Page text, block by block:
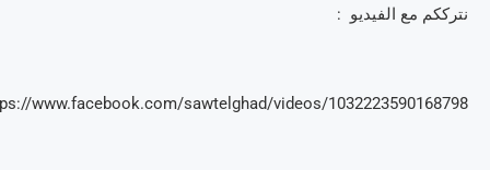
نترككم مع الفيديو :
www.facebook.com/sawtelghad/videos/1032223590168798/